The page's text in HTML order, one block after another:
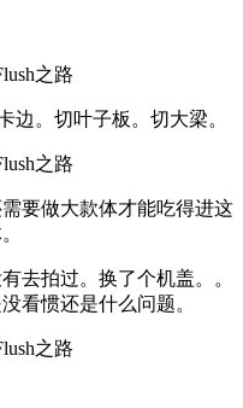
边。切叶子板。切大梁。
要做大款体才能吃得进这
去拍过。换了个机盖。。
看惯还是什么问题。